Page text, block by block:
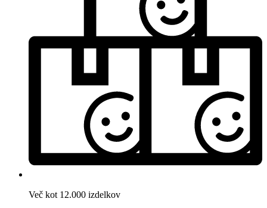
Več kot 12.000 izdelkov